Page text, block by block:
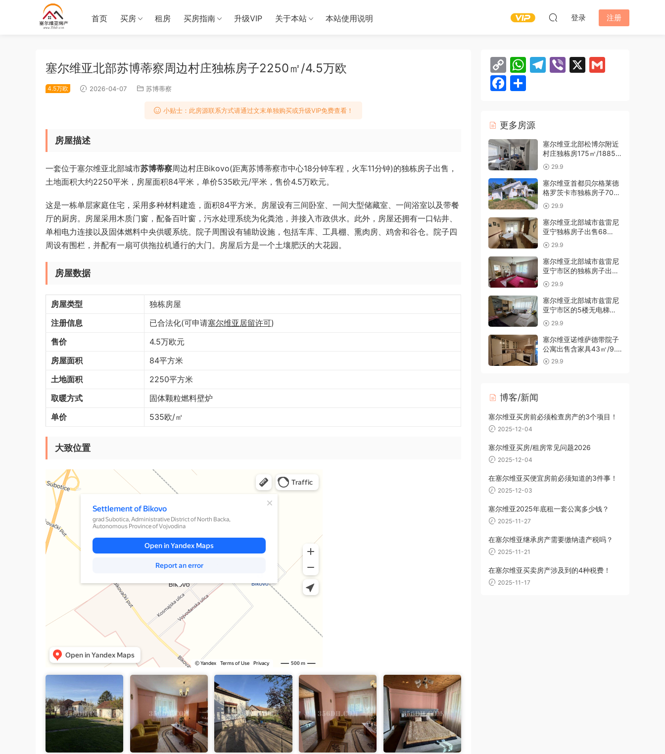
首页 买房 租房 买房指南 升级VIP 关于本站 本站使用说明 登录 注册
塞尔维亚北部苏博蒂察周边村庄独栋房子2250㎡/4.5万欧
4.5万欧 2026-04-07 苏博蒂察
小贴士：此房源联系方式请通过文末单独购买或升级VIP免费查看！
房屋描述
一套位于塞尔维亚北部城市苏博蒂察周边村庄Bikovo(距离苏博蒂察市中心18分钟车程，火车11分钟)的独栋房子出售，
土地面积大约2250平米，房屋面积84平米，单价535欧元/平米，售价4.5万欧元。
这是一栋单层家庭住宅，采用多种材料建造，面积84平方米。房屋设有三间卧室、一间大型储藏室、一间浴室以及带餐
厅的厨房。房屋采用木质门窗，配备百叶窗，污水处理系统为化粪池，并接入市政供水。此外，房屋还拥有一口钻井、
单相电力连接以及固体燃料中央供暖系统。院子周围设有辅助设施，包括车库、工具棚、熏肉房、鸡舍和谷仓。院子四
周设有围栏，并配有一扇可供拖拉机通行的大门。房屋后方是一个土壤肥沃的大花园。
房屋数据
房屋类型
独栋房屋
注册信息
已合法化(可申请塞尔维亚居留许可)
售价
4.5万欧元
房屋面积
84平方米
土地面积
2250平方米
取暖方式
固体颗粒燃料壁炉
单价
535欧/㎡
大致位置
Yandex Maps
Settlement of Bikovo — Yandex Maps
C
o
p
Li
n
k
W
A
p
p
T
m
Vi X
F
e
b
o
o
k
更多房源
塞尔维亚北部松博尔附近
村庄独栋房175㎡/1885
㎡/5万欧
29.9
塞尔维亚首都贝尔格莱德
格罗茨卡市独栋房子700
㎡/51㎡/7.9万欧
29.9
塞尔维亚北部城市兹雷尼
亚宁独栋房子出售68
㎡/452㎡/6.5万欧
29.9
塞尔维亚北部城市兹雷尼
亚宁市区的独栋房子出售
101平米/5.2万欧
29.9
塞尔维亚北部城市兹雷尼
亚宁市区的5楼无电梯公
寓出售
29.9
塞尔维亚诺维萨德带院子
公寓出售含家具43㎡/9.5
万欧29.9
博客/新闻
塞尔维亚买房前必须检查房产的3个项目！
2025-12-04
塞尔维亚买房/租房常见问题2026
2025-12-04
在塞尔维亚买便宜房前必须知道的3件事！
2025-12-03
塞尔维亚2025年底租一套公寓多少钱？
2025-11-27
在塞尔维亚继承房产需要缴纳遗产税吗？
2025-11-21
在塞尔维亚买卖房产涉及到的4种税费！
2025-11-17